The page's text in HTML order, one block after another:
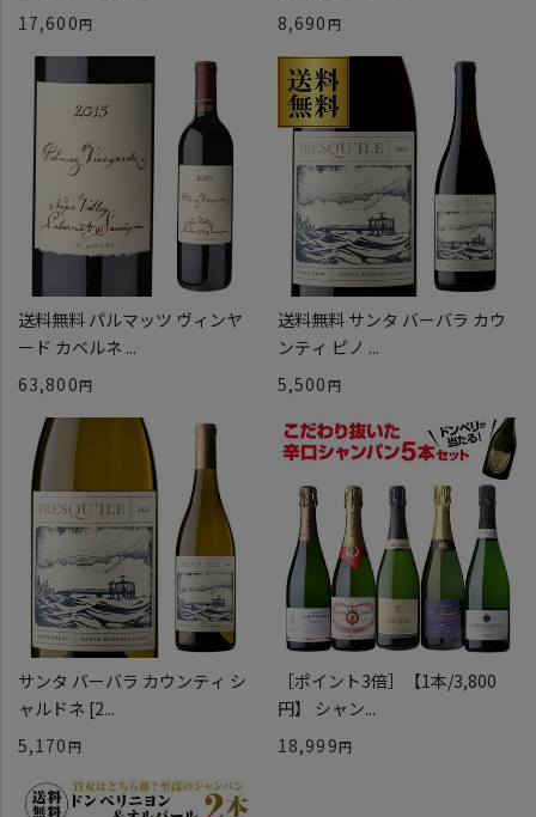
17,600
8,690
送料無料 パルマッツ ヴィンヤ
ード カベルネ ...
63,800
送料無料 サンタ バーバラ カウ
ンティ ピノ ...
5,500
サンタ バーバラ カウンティ シ
ャルドネ [2...
5,170
［ポイント3倍］【1本/3,800
円】 シャン...
18,999